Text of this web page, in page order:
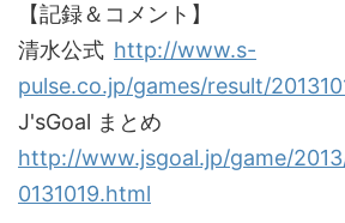
【記録＆コメント】
清水公式 http://www.s-
pulse.co.jp/games/result/
J'sGoal まとめ
http://www.jsgoal.jp/game/
0131019.html